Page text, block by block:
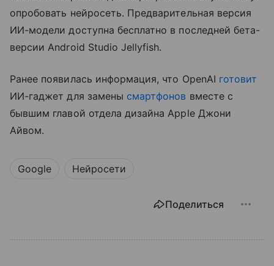
опробовать нейросеть. Предварительная версия
ИИ-модели доступна бесплатно в последней бета-
версии Android Studio Jellyfish.
Ранее появилась информация, что OpenAI готовит
ИИ-гаджет для замены смартфонов вместе с
бывшим главой отдела дизайна Apple Джони
Айвом.
Google Нейросети
Поделиться